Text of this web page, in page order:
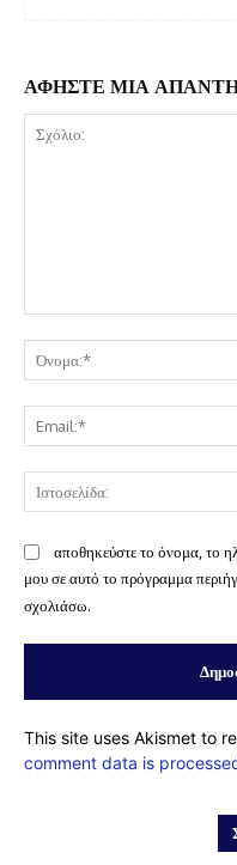
ΑΦΗΣΤΕ ΜΙΑ
αποθηκεύστε το όνομα, το
μου σε αυτό το πρόγραμμα
σχολιάσω.
This site uses Akismet to
comment data is